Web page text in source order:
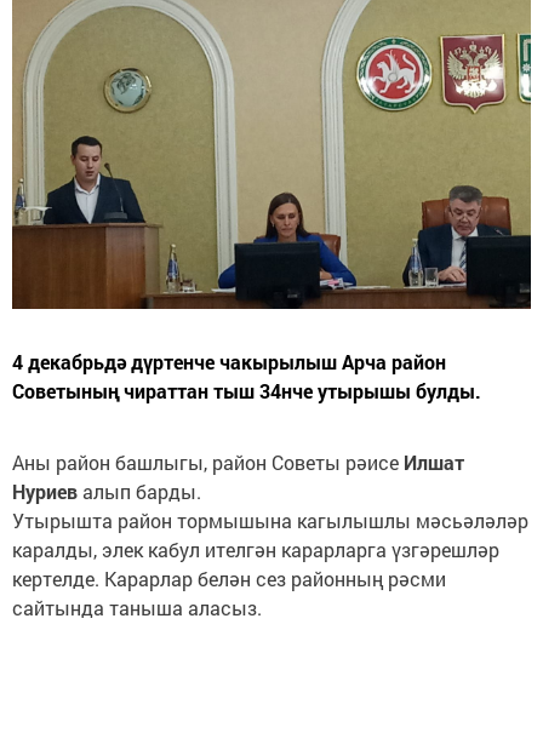
4 декабрьдә дүртенче чакырылыш Арча район
Советының чираттан тыш 34нче утырышы булды.
Аны район башлыгы, район Советы рәисе Илшат
Нуриевалып барды.
Утырышта район тормышына кагылышлы мәсьәләләр
каралды, элек кабул ителгән карарларга үзгәрешләр
кертелде. Карарлар белән сез районның рәсми
сайтында таныша аласыз.